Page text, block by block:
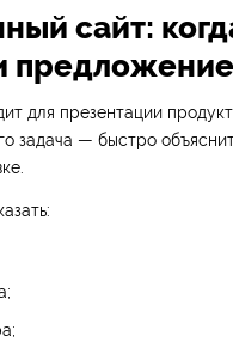
сайт:
предложение
для презентации
задача — быстро